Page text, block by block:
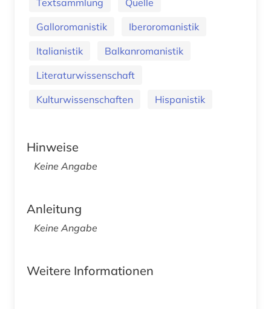
Galloromanistik
Iberoromanistik
Italianistik
Balkanromanistik
Literaturwissenschaft
Kulturwissenschaften
Hispanistik
Hinweise
Keine Angabe
Anleitung
Keine Angabe
Weitere Informationen